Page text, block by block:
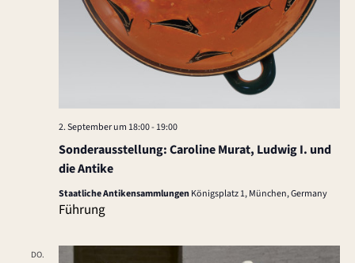
Sonderausstellung: Caroline Murat, Ludwig I. und
die Antike
2. September um 18:00- 19:00
Staatliche AntikensammlungenKönigsplatz 1, München, Germany
Führung
DO.